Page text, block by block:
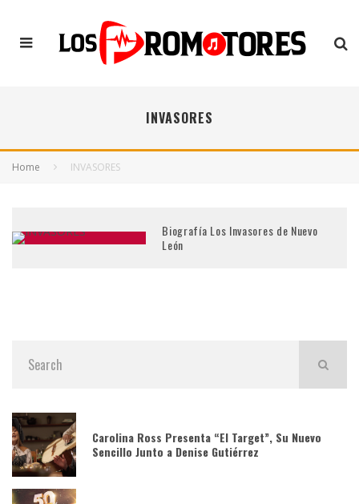
INVASORES
Home INVASORES
Biografía Los Invasores de Nuevo
León
Carolina Ross Presenta “El Target”, Su Nuevo
Sencillo Junto a Denise Gutiérrez